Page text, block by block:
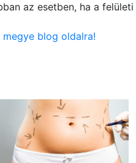
az esetben, ha a
megye blog oldalra!